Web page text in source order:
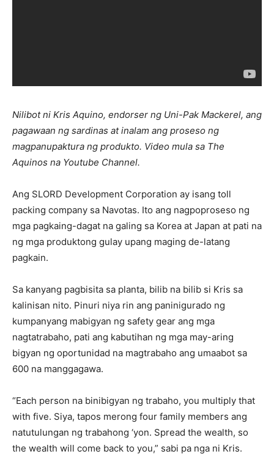
Nilibot ni Kris Aquino, endorser ng Uni-Pak Mackerel, ang
pagawaan ng sardinas at inalam ang proseso ng
magpanupaktura ng produkto. Video mula sa The
Aquinos na Youtube Channel.
Ang SLORD Development Corporation ay isang toll
packing company sa Navotas. Ito ang nagpoproseso ng
mga pagkaing-dagat na galing sa Korea at Japan at pati na
ng mga produktong gulay upang maging de-latang
pagkain.
Sa kanyang pagbisita sa planta, bilib na bilib si Kris sa
kalinisan nito. Pinuri niya rin ang paninigurado ng
kumpanyang mabigyan ng safety gear ang mga
nagtatrabaho, pati ang kabutihan ng mga may-aring
bigyan ng oportunidad na magtrabaho ang umaabot sa
600 na manggagawa.
“Each person na binibigyan ng trabaho, you multiply that
with five. Siya, tapos merong four family members ang
natutulungan ng trabahong ‘yon. Spread the wealth, so
the wealth will come back to you,” sabi pa nga ni Kris.